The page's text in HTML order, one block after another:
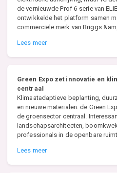
de vernieuwde Prof 6-serie van
ontwikkelde het platform samen
commerciële merk van Briggs
Lees meer
Green Expo zet innovatie en
centraal
Klimaatadaptieve beplanting,
en nieuwe materialen: de Green
de groensector centraal.
landschapsarchitecten,
professionals in de openbare
Lees meer